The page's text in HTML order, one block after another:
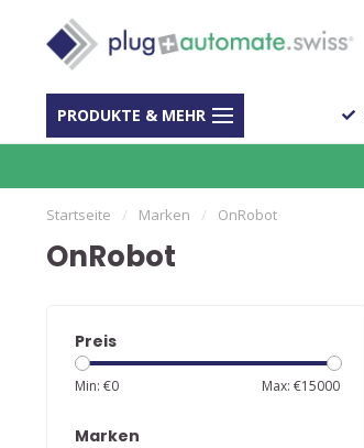
PRODUKTE & MEHR
40 Jahre Erfahrung
Startseite / Marken / OnRobot
OnRobot
Preis
Min: €0 Max: €15000
Marken